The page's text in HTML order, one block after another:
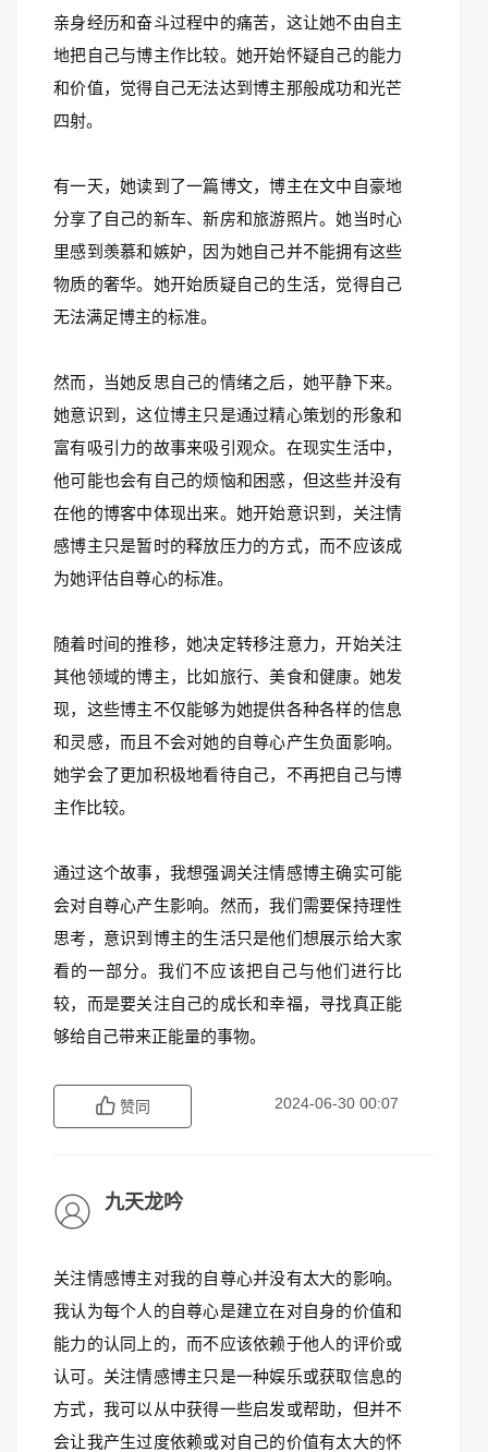
亲身经历和奋斗过程中的痛苦，这让她不由自主
地把自己与博主作比较。她开始怀疑自己的能力
和价值，觉得自己无法达到博主那般成功和光芒
四射。
有一天，她读到了一篇博文，博主在文中自豪地
分享了自己的新车、新房和旅游照片。她当时心
里感到羡慕和嫉妒，因为她自己并不能拥有这些
物质的奢华。她开始质疑自己的生活，觉得自己
无法满足博主的标准。
然而，当她反思自己的情绪之后，她平静下来。
她意识到，这位博主只是通过精心策划的形象和
富有吸引力的故事来吸引观众。在现实生活中，
他可能也会有自己的烦恼和困惑，但这些并没有
在他的博客中体现出来。她开始意识到，关注情
感博主只是暂时的释放压力的方式，而不应该成
为她评估自尊心的标准。
随着时间的推移，她决定转移注意力，开始关注
其他领域的博主，比如旅行、美食和健康。她发
现，这些博主不仅能够为她提供各种各样的信息
和灵感，而且不会对她的自尊心产生负面影响。
她学会了更加积极地看待自己，不再把自己与博
主作比较。
通过这个故事，我想强调关注情感博主确实可能
会对自尊心产生影响。然而，我们需要保持理性
思考，意识到博主的生活只是他们想展示给大家
看的一部分。我们不应该把自己与他们进行比
较，而是要关注自己的成长和幸福，寻找真正能
够给自己带来正能量的事物。
赞同 2024-06-30 00:07
九天龙吟
关注情感博主对我的自尊心并没有太大的影响。
我认为每个人的自尊心是建立在对自身的价值和
能力的认同上的，而不应该依赖于他人的评价或
认可。关注情感博主只是一种娱乐或获取信息的
方式，我可以从中获得一些启发或帮助，但并不
会让我产生过度依赖或对自己的价值有太大的怀